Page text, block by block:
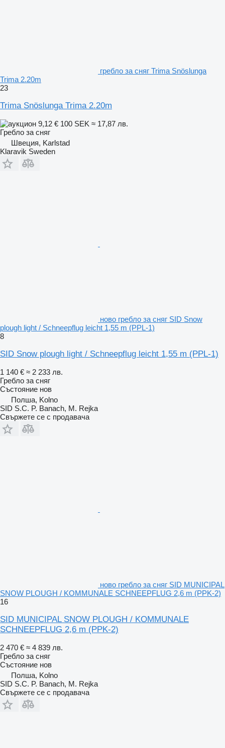
гребло за сняг Trima Snöslunga
Trima 2.20m
23
Trima Snöslunga Trima 2.20m
9,12 € 100 SEK ≈ 17,87 лв.
Гребло за сняг
Швеция, Karlstad
Klaravik Sweden
ново гребло за сняг SID Snow
plough light / Schneepflug leicht 1,55 m (PPL-1)
8
SID Snow plough light / Schneepflug leicht 1,55 m (PPL-1)
1 140 € ≈ 2 233 лв.
Гребло за сняг
Състояние нов
Полша, Kolno
SID S.C. P. Banach, M. Rejka
Свържете се с продавача
ново гребло за сняг SID MUNICIPAL
SNOW PLOUGH / KOMMUNALE SCHNEEPFLUG 2,6 m (PPK-2)
16
SID MUNICIPAL SNOW PLOUGH / KOMMUNALE
SCHNEEPFLUG 2,6 m (PPK-2)
2 470 € ≈ 4 839 лв.
Гребло за сняг
Състояние нов
Полша, Kolno
SID S.C. P. Banach, M. Rejka
Свържете се с продавача